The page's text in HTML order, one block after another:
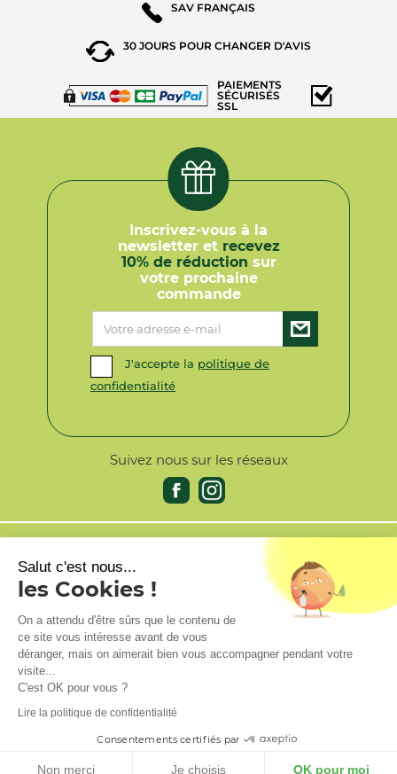
SAV FRANÇAIS
30 JOURS POUR CHANGER D'AVIS
PAIEMENTS
SÉCURISÉS
SSL
Inscrivez-vous à la
newsletter etrecevez
10% de réduction sur
votre prochaine
commande
J'accepte la politique de
confidentialité
Suivez nous sur les réseaux
PRODUITS
NOTRE SOCIÉTÉ
VOTRE COMPTE
© 2026 - LisereVert.fr
Salut c'est nous...
les Cookies !
On a attendu d'être sûrs que le contenu de
ce site vous intéresse avant de vous
déranger, mais on aimerait bien vous accompagner pendant votre
visite...
C'est OK pour vous ?
Lire la politique de confidentialité
Consentements certifiés par
Non merci Je choisis OK pour moi